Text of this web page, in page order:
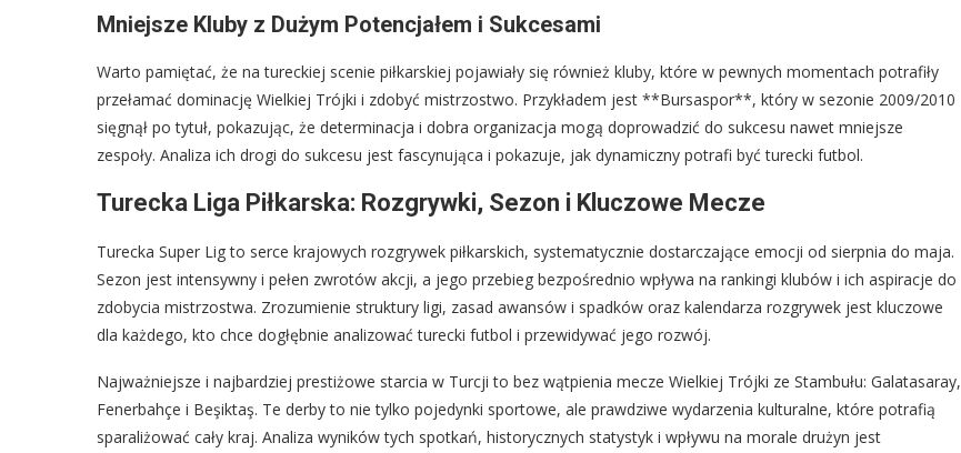
Mniejsze Kluby z Dużym Potencjałem i Sukcesami
Warto pamiętać, że na tureckiej scenie piłkarskiej pojawiały się również kluby, które w pewnych momentach potrafiły
przełamać dominację Wielkiej Trójki i zdobyć mistrzostwo. Przykładem jest **Bursaspor**, który w sezonie 2009/2010
sięgnął po tytuł, pokazując, że determinacja i dobra organizacja mogą doprowadzić do sukcesu nawet mniejsze
zespoły. Analiza ich drogi do sukcesu jest fascynująca i pokazuje, jak dynamiczny potrafi być turecki futbol.
Turecka Liga Piłkarska: Rozgrywki, Sezon i Kluczowe Mecze
Turecka Super Lig to serce krajowych rozgrywek piłkarskich, systematycznie dostarczające emocji od sierpnia do maja.
Sezon jest intensywny i pełen zwrotów akcji, a jego przebieg bezpośrednio wpływa na rankingi klubów i ich aspiracje do
zdobycia mistrzostwa. Zrozumienie struktury ligi, zasad awansów i spadków oraz kalendarza rozgrywek jest kluczowe
dla każdego, kto chce dogłębnie analizować turecki futbol i przewidywać jego rozwój.
Najważniejsze i najbardziej prestiżowe starcia w Turcji to bez wątpienia mecze Wielkiej Trójki ze Stambułu: Galatasaray,
Fenerbahçe i Beşiktaş. Te derby to nie tylko pojedynki sportowe, ale prawdziwe wydarzenia kulturalne, które potrafią
sparaliżować cały kraj. Analiza wyników tych spotkań, historycznych statystyk i wpływu na morale drużyn jest